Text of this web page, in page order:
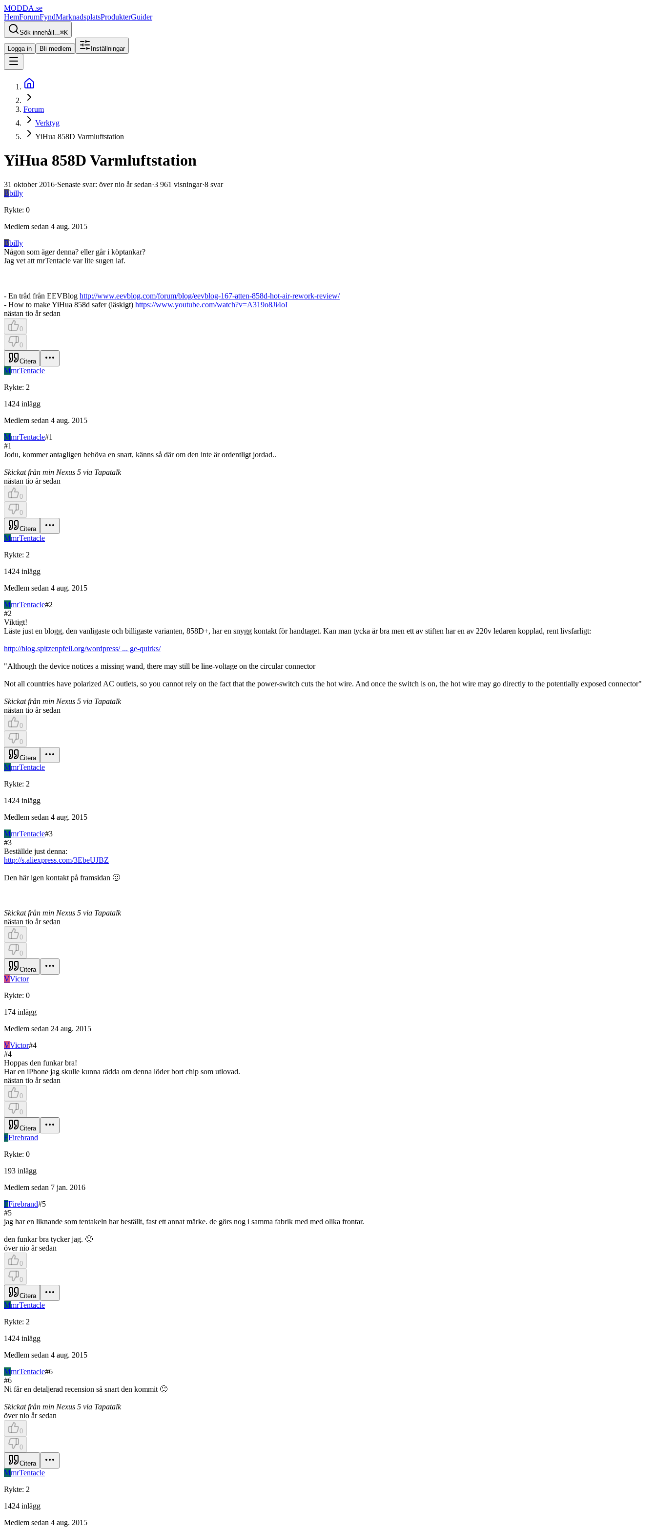
MODDA.se
HemForumFyndMarknadsplatsProdukterGuider
Sök innehåll...⌘K
Logga in Bli medlem Inställningar
Forum
Verktyg
YiHua 858D Varmluftstation
YiHua 858D Varmluftstation
31 oktober 2016·Senaste svar: över nio år sedan·3 961 visningar·8 svar
Bbilly
Rykte: 0
Medlem sedan 4 aug. 2015
Bbilly
Någon som äger denna? eller går i köptankar?
Jag vet att mrTentacle var lite sugen iaf.
- En tråd från EEVBlog http://www.eevblog.com/forum/blog/eevblog-167-atten-858d-hot-air-rework-review/
- How to make YiHua 858d safer (läskigt) https://www.youtube.com/watch?v=A319o8Ji4oI
nästan tio år sedan
0
0
Citera
MmrTentacle
Rykte: 2
1424 inlägg
Medlem sedan 4 aug. 2015
MmrTentacle#1
#1
Jodu, kommer antagligen behöva en snart, känns så där om den inte är ordentligt jordad..
Skickat från min Nexus 5 via Tapatalk
nästan tio år sedan
0
0
Citera
MmrTentacle
Rykte: 2
1424 inlägg
Medlem sedan 4 aug. 2015
MmrTentacle#2
#2
Viktigt!
Läste just en blogg, den vanligaste och billigaste varianten, 858D+, har en snygg kontakt för handtaget. Kan man tycka är bra men ett av stiften har en av 220v ledaren kopplad, rent livsfarligt:
http://blog.spitzenpfeil.org/wordpress/ ... ge-quirks/
"Although the device notices a missing wand, there may still be line-voltage on the circular connector
Not all countries have polarized AC outlets, so you cannot rely on the fact that the power-switch cuts the hot wire. And once the switch is on, the hot wire may go directly to the potentially exposed connector"
Skickat från min Nexus 5 via Tapatalk
nästan tio år sedan
0
0
Citera
MmrTentacle
Rykte: 2
1424 inlägg
Medlem sedan 4 aug. 2015
MmrTentacle#3
#3
Beställde just denna:
http://s.aliexpress.com/3EbeUJBZ
Den här igen kontakt på framsidan 🙂
Skickat från min Nexus 5 via Tapatalk
nästan tio år sedan
0
0
Citera
VVictor
Rykte: 0
174 inlägg
Medlem sedan 24 aug. 2015
VVictor#4
#4
Hoppas den funkar bra!
Har en iPhone jag skulle kunna rädda om denna löder bort chip som utlovad.
nästan tio år sedan
0
0
Citera
FFirebrand
Rykte: 0
193 inlägg
Medlem sedan 7 jan. 2016
FFirebrand#5
#5
jag har en liknande som tentakeln har beställt, fast ett annat märke. de görs nog i samma fabrik med med olika frontar.
den funkar bra tycker jag. 🙂
över nio år sedan
0
0
Citera
MmrTentacle
Rykte: 2
1424 inlägg
Medlem sedan 4 aug. 2015
MmrTentacle#6
#6
Ni får en detaljerad recension så snart den kommit 🙂
Skickat från min Nexus 5 via Tapatalk
över nio år sedan
0
0
Citera
MmrTentacle
Rykte: 2
1424 inlägg
Medlem sedan 4 aug. 2015